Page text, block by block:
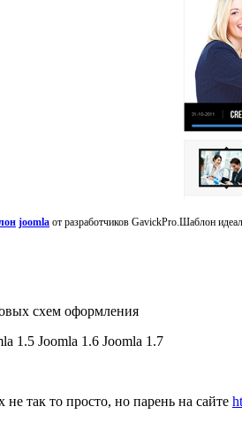
joomla от разработчиков GavickPro.Шаблон
схем оформления
1.5 Joomla 1.6 Joomla 1.7
не так то просто, но парень на сайте